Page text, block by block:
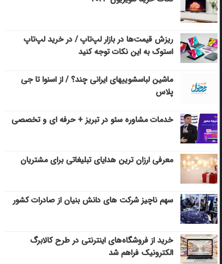
ریزش قیمت‌ها در بازار لپ‌تاپ / در خرید لپ‌تاپ
استوک به این نکات توجه کنید
ماشین لباسشویی‎های ایرانی چند؟ / از اسنوا تا جی
پلاس
خدمات مشاوره سئو در تبریز + حرفه ای و تخصصی
معرفی ارزان ترین هدایای تبلیغاتی برای مشتریان
سهم ناچیز شرکت های دانش بنیان از صادرات کشور
خرید از فروشگاه‌های اینترنتی در طرح کالابرگ
الکترونیک فراهم شد